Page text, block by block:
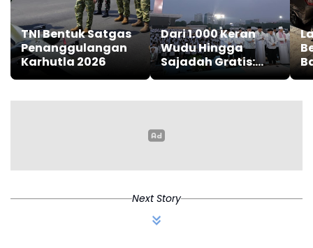
TNI Bentuk Satgas
Penanggulangan
Karhutla 2026
Dari 1.000 Keran
Wudu Hingga
Sajadah Gratis:
Cerita Safira &
Malam Zikir
Next Story